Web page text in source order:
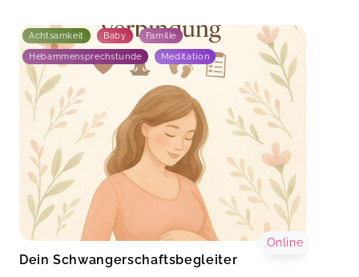
Achtsamkeit Baby Familie
Hebammensprechstunde Meditation
Dein Schwangerschaftsbegleiter
Online